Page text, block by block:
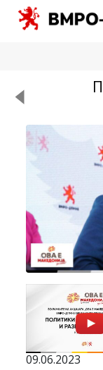
09.06.2023